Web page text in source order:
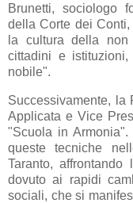
Brunetti, sociologo
della Corte dei
la cultura della
cittadini e
nobile".
Successivamente, la
Applicata e Vice
"Scuola in
queste tecniche
Taranto,
dovuto ai rapidi
sociali, che si